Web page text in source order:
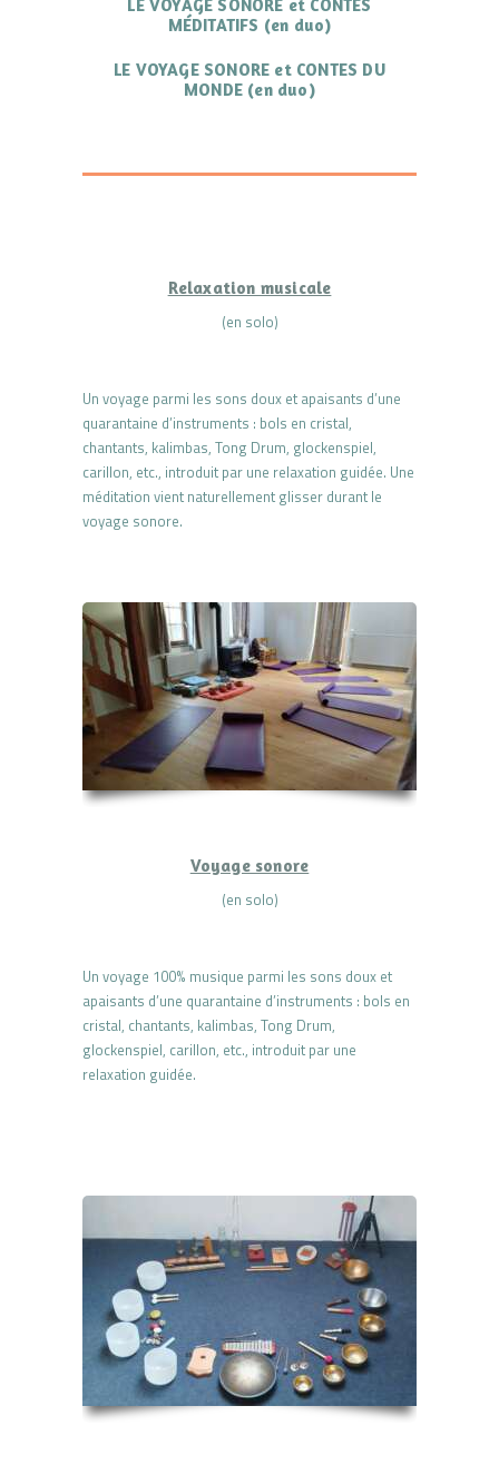
LE VOYAGE SONORE et CONTES
MÉDITATIFS (en duo)
LE VOYAGE SONORE et CONTES DU
MONDE (en duo)
Relaxation musicale
(en solo)
Un voyage parmi les sons doux et apaisants d’une
quarantaine d’instruments : bols en cristal,
chantants, kalimbas, Tong Drum, glockenspiel,
carillon, etc., introduit par une relaxation guidée. Une
méditation vient naturellement glisser durant le
voyage sonore.
Voyage sonore
(en solo)
Un voyage 100% musique parmi les sons doux et
apaisants d’une quarantaine d’instruments : bols en
cristal, chantants, kalimbas, Tong Drum,
glockenspiel, carillon, etc., introduit par une
relaxation guidée.